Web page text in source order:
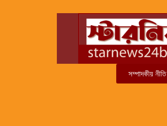
সম্পাদকীয় নীতি